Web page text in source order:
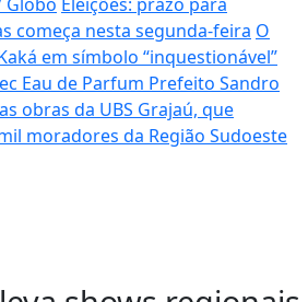
começa nesta segunda-feira O
em símbolo “inquestionável”
Eau de Parfum Prefeito Sandro
obras da UBS Grajaú, que
moradores da Região Sudoeste